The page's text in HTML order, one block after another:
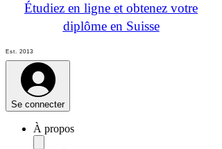
Étudiez en ligne et obtenez votre
diplôme en Suisse
Est. 2013
Se connecter
À propos